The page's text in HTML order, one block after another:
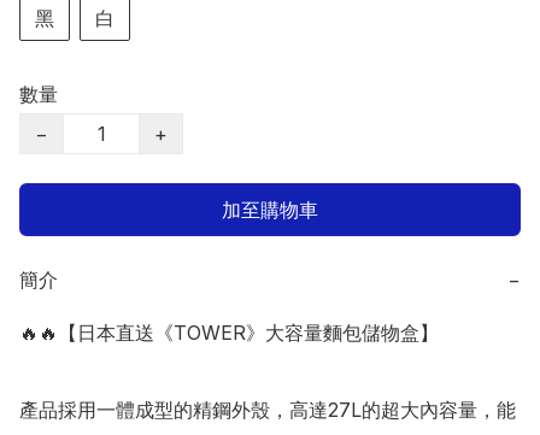
黑
白
數量
−
+
加至購物車
簡介 −
🔥🔥【日本直送《TOWER》大容量麵包儲物盒】
產品採用一體成型的精鋼外殼，高達27L的超大內容量，能